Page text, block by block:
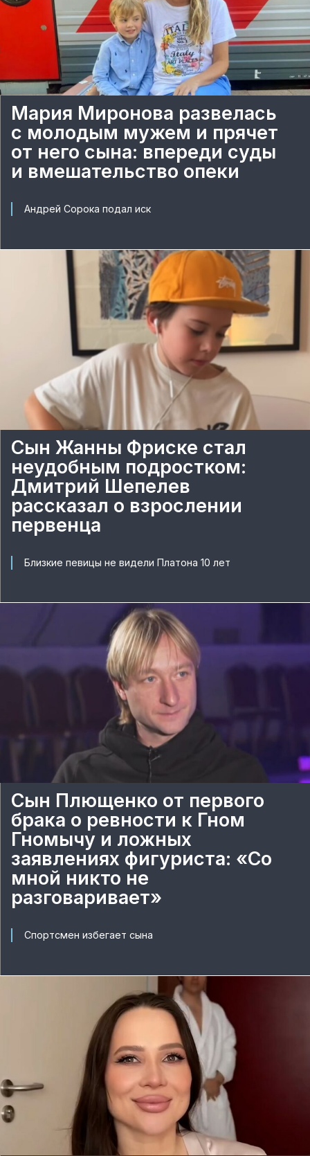
Мария Миронова развелась
с молодым мужем и прячет
от него сына: впереди суды
и вмешательство опеки
Андрей Сорока подал иск
Сын Жанны Фриске стал
неудобным подростком:
Дмитрий Шепелев
рассказал о взрослении
первенца
Близкие певицы не видели Платона 10 лет
Сын Плющенко от первого
брака о ревности к Гном
Гномычу и ложных
заявлениях фигуриста: «Со
мной никто не
разговаривает»
Спортсмен избегает сына